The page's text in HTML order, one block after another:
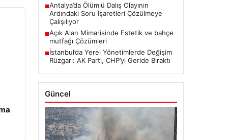
■Antalya’da Ölümlü Dalış Olayının
Ardındaki Soru İşaretleri Çözülmeye
Çalışılıyor
■Açık Alan Mimarisinde Estetik ve bahçe
mutfağı Çözümleri
■İstanbul’da Yerel Yönetimlerde Değişim
Rüzgarı: AK Parti, CHP’yi Geride Bıraktı
Güncel